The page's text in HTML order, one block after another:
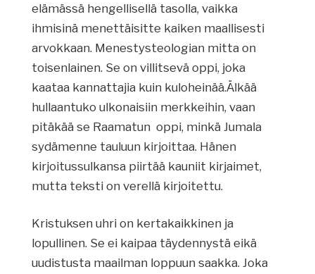
elämässä hengellisellä tasolla, vaikka
ihmisinä menettäisitte kaiken maallisesti
arvokkaan. Menestysteologian mitta on
toisenlainen. Se on villitsevä oppi, joka
kaataa kannattajia kuin kuloheinää.Älkää
hullaantuko ulkonaisiin merkkeihin, vaan
pitäkää se Raamatun oppi, minkä Jumala
sydämenne tauluun kirjoittaa. Hänen
kirjoitussulkansa piirtää kauniit kirjaimet,
mutta teksti on verellä kirjoitettu.
Kristuksen uhri on kertakaikkinen ja
lopullinen. Se ei kaipaa täydennystä eikä
uudistusta maailman loppuun saakka. Joka